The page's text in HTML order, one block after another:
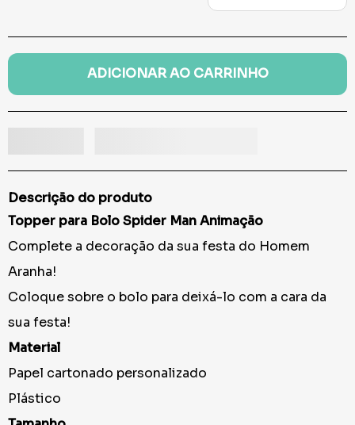
ADICIONAR AO CARRINHO
Descrição do produto
Topper para Bolo Spider Man Animação
Complete a decoração da sua festa do Homem
Aranha!
Coloque sobre o bolo para deixá-lo com a cara da
sua festa!
Material
Papel cartonado personalizado
Plástico